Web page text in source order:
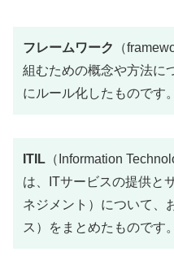
フレームワーク
（
組むための概念や方法に
にルール化したものです。
ITIL （Information
は、ITサービスの提供と
ネジメント）について、
ス）をまとめたものです。